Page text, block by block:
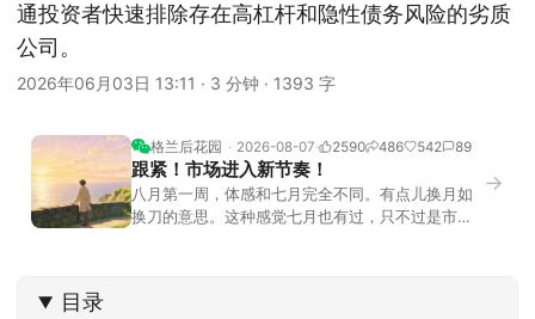
通投资者快速排除存在高杠杆和隐性债务风险的劣质
公司。
2026年06月03日 13:11 · 3 分钟 · 1393 字
格兰后花园 2026-08-07 2590 486 542 89
跟紧！市场进入新节奏！
八月第一周，体感和七月完全不同。有点儿换月如
换刀的意思。这种感觉七月也有过，只不过是市场
→
目录